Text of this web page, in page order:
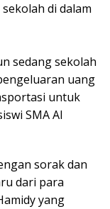
di dalam
sedang sekolah
uang
untuk
SMA Al
sorak dan
dari para
yang